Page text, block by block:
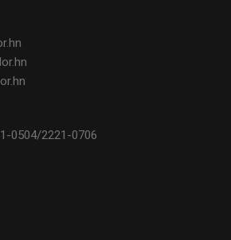
0504/2221-0706